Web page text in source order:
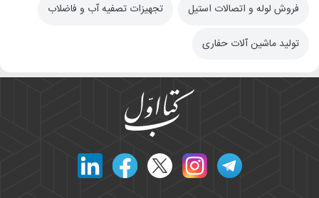
فروش لوله و اتصالات استیل تجهیزات تصفیه آب و فاضلاب
تولید ماشین آلات حفاری